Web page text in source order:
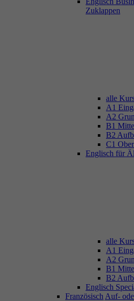
Zuklappen
alle
A1
A2
B1
B2
C1
Englisch für
alle
A1
A2
B1
B2
Englisch
Französisch Auf-